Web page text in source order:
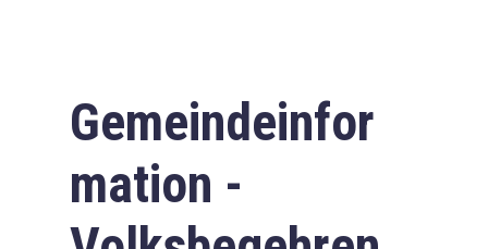
Gemeindeinfor
mation -